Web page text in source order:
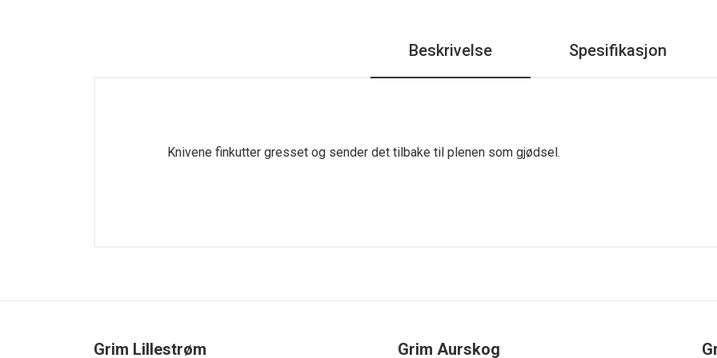
Beskrivelse Spesifikasjon
Knivene finkutter gresset og sender det tilbake til plenen som gjødsel.
Grim Lillestrøm Grim Aurskog